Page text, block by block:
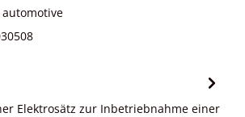
automotive
Elektrosätz zur Inbetriebnahme einer